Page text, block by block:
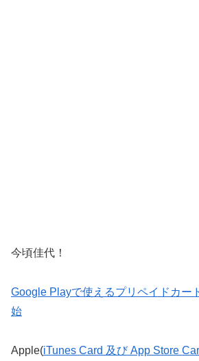
今頃佳代！
Google Playで使えるプリペイドカー
始
Apple(iTunes Card 及び App Store